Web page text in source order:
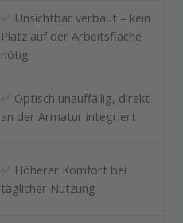
✅ Unsichtbar verbaut – kein
Platz auf der Arbeitsfläche
nötig
✅ Optisch unauffällig, direkt
an der Armatur integriert
✅ Höherer Komfort bei
täglicher Nutzung